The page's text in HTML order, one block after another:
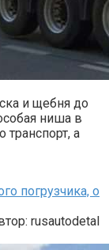
и щебня до
ниша в
транспорт, а
погрузчика, о
rusautodetal